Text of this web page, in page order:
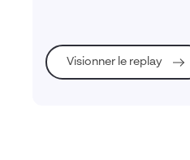
Visionner le replay